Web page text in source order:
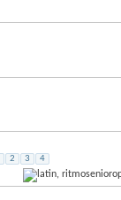
2 3 4